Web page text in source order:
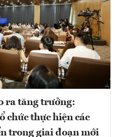
ra tăng trưởng:
chức thực hiện các
trong giai đoạn mới